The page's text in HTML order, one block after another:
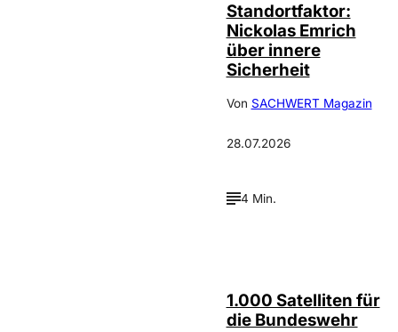
Standortfaktor:
Nickolas Emrich
über innere
Sicherheit
Von SACHWERT Magazin
28.07.2026
4 Min.
1.000 Satelliten für
die Bundeswehr